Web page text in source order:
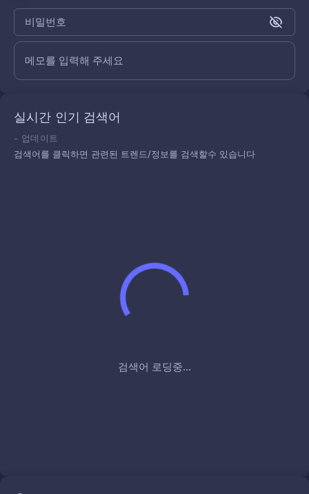
비밀번호
메모를 입력해 주세요
실시간 인기 검색어
- 업데이트
검색어를 클릭하면 관련된 트렌드/정보를 검색할수 있습니다
검색어 로딩중...